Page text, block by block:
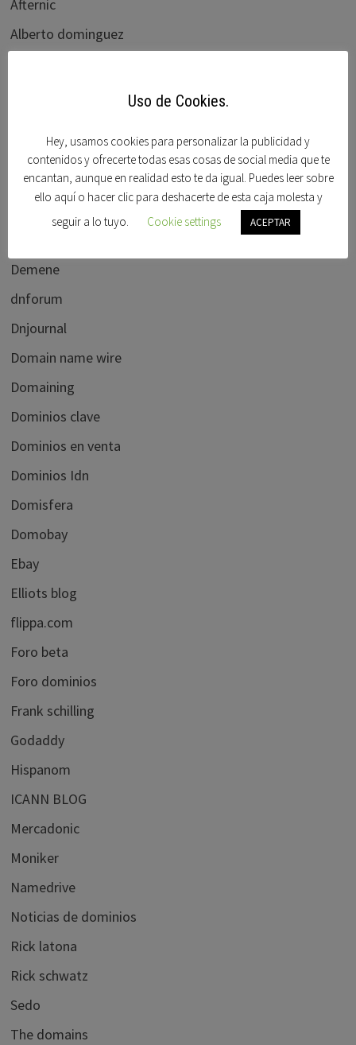
Afternic
Alberto dominguez
Cctlds
Chefpatrick
Chris Chena
Demene
dnforum
Dnjournal
Domain name wire
Domaining
Dominios clave
Dominios en venta
Dominios Idn
Domisfera
Domobay
Ebay
Elliots blog
flippa.com
Foro beta
Foro dominios
Frank schilling
Godaddy
Hispanom
ICANN BLOG
Mercadonic
Moniker
Namedrive
Noticias de dominios
Rick latona
Rick schwatz
Sedo
The domains
Uso de Cookies.
Hey, usamos cookies para personalizar la publicidad y
contenidos y ofrecerte todas esas cosas de social media que te
encantan, aunque en realidad esto te da igual. Puedes leer sobre
ello aquí o hacer clic para deshacerte de esta caja molesta y
seguir a lo tuyo.
Cookie settings ACEPTAR